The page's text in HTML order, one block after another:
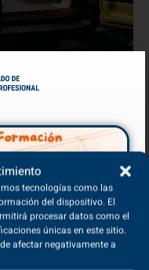
tecnologías como las
del dispositivo. El
procesar datos como el
únicas en este sitio.
afectar negativamente a
necesitas